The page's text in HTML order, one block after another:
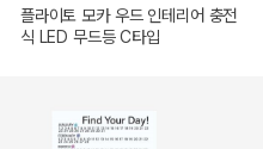
플라이토 모카 우드 인테리어 충전
식 LED 무드등 C타입